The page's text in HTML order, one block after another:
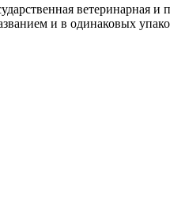
ветеринарная
и в одинаковых